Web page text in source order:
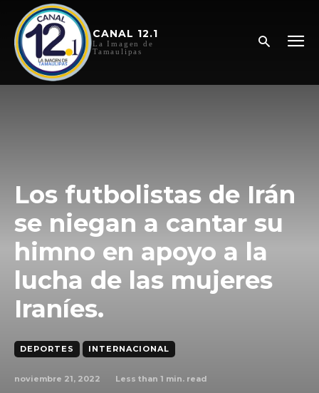
CANAL 12.1
La Imagen de
Tamaulipas
Los futbolistas de Irán
se niegan a cantar su
himno en apoyo a la
lucha de las mujeres
Iraníes.
DEPORTES INTERNACIONAL
noviembre 21, 2022 Less than 1 min. read